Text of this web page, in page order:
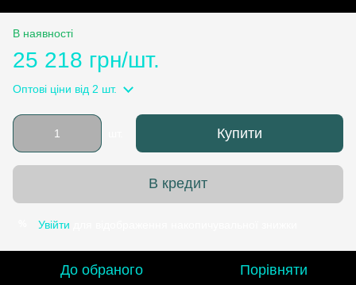
В наявності
25 218 грн/шт.
Оптові ціни від 2 шт.
Купити
В кредит
Увійти
До обраного Порівняти